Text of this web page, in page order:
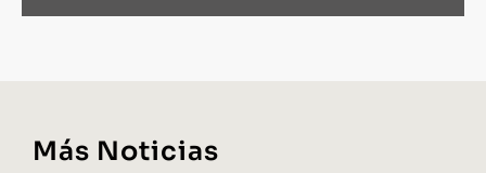
Más Noticias